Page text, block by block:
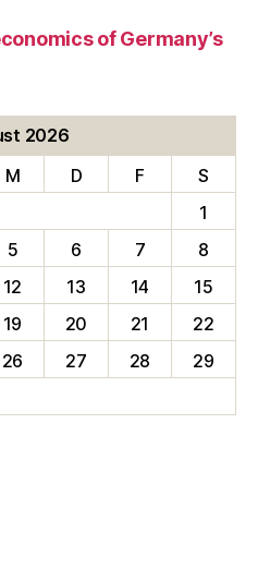
of Germany’s
2026
M D F
S
1
5 6 7
8
12 13 14
15
19 20 21
22
26 27 28
29